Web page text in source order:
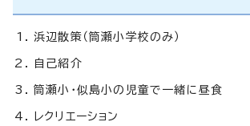
浜辺散策（筒瀬小学校のみ）
自己紹介
筒瀬小・似島小の児童で一緒に昼食
レクリエーション